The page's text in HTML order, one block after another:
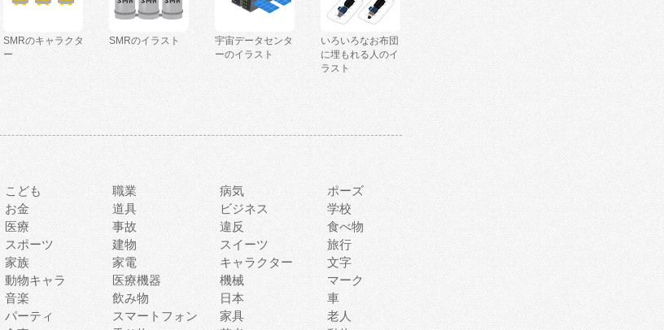
SMRのキャラクタ
ー
SMRのイラスト
宇宙データセンタ
ーのイラスト
いろいろなお布団
に埋もれる人のイ
ラスト
こども 職業 病気
ポーズ
お金 道具 ビジネス
学校
医療 事故 違反
食べ物
スポーツ 建物 スイーツ
旅行
家族 家電 キャラクター
文字
動物キャラ 医療機器 機械
マーク
音楽 飲み物 日本
車
パーティ スマートフォン 家具
老人